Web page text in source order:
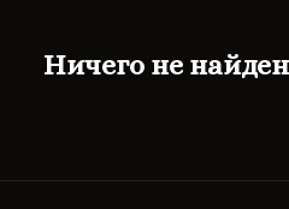
Ничего не